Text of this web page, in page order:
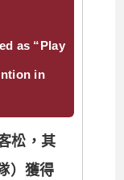
as “Play
in
松，其
）獲得